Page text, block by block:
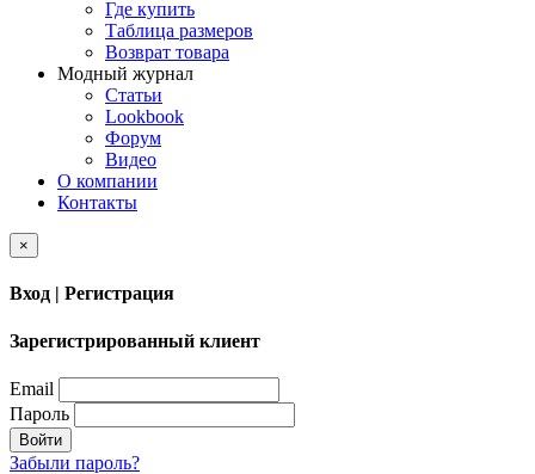
Где купить
Таблица размеров
Возврат товара
Модный журнал
Статьи
Lookbook
Форум
Видео
О компании
Контакты
×
Вход | Регистрация
Зарегистрированный клиент
Email
Пароль
Войти
Забыли пароль?